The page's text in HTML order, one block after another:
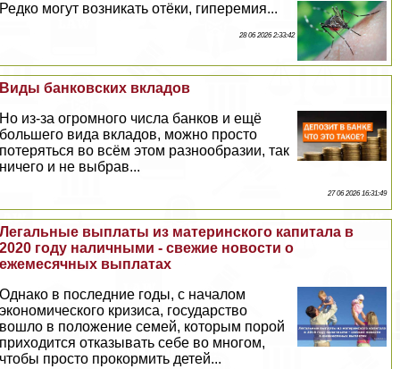
Редко могут возникать отёки, гиперемия...
28 06 2026 2:33:42
Виды банковских вкладов
Но из-за огромного числа банков и ещё
большего вида вкладов, можно просто
потеряться во всём этом разнообразии, так
ничего и не выбрав...
27 06 2026 16:31:49
Легальные выплаты из материнского капитала в
2020 году наличными - свежие новости о
ежемecячных выплатах
Однако в последние годы, с началом
экономического кризиса, государство
вошло в положение семей, которым порой
приходится отказывать себе во многом,
чтобы просто прокормить детей...